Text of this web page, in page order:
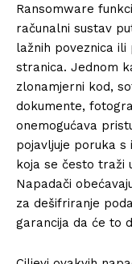
Ransomware
računalni sustav
lažnih poveznica
stranica. Jednom
zlonamjerni kod,
dokumente,
onemogućava
pojavljuje poruka s
koja se često traži
Napadači
za dešifriranje
garancija da će to